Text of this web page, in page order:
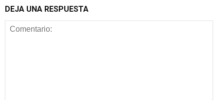
DEJA UNA RESPUESTA